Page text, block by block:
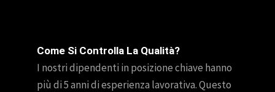
Come Si Controlla La Qualità?
I nostri dipendenti in posizione chiave hanno
più di 5 anni di esperienza lavorativa. Questo